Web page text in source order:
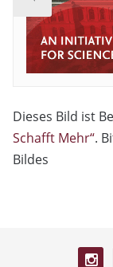
Dieses Bild ist
Schafft Mehr“.
Bildes